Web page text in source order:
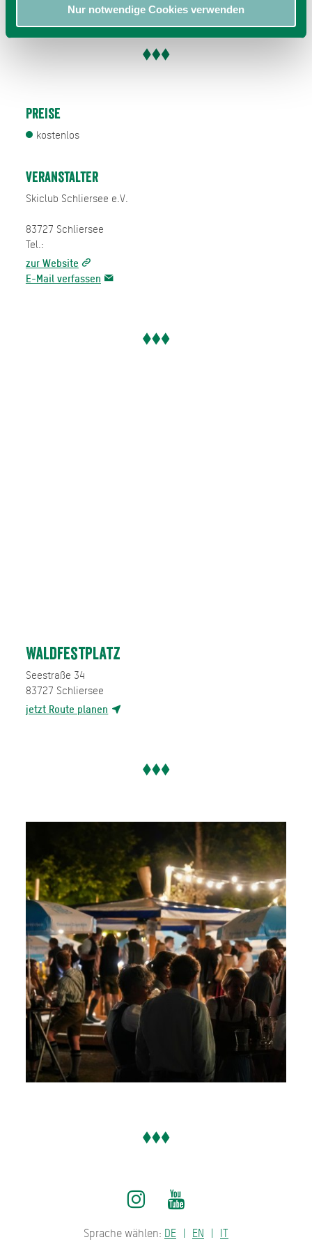
Nur notwendige Cookies verwenden
Preise
kostenlos
Veranstalter
Skiclub Schliersee e.V.
83727 Schliersee
Tel.:
zur Website
E-Mail verfassen
Waldfestplatz
Seestraße 34
83727 Schliersee
jetzt Route planen
Sprache wählen: DE EN IT